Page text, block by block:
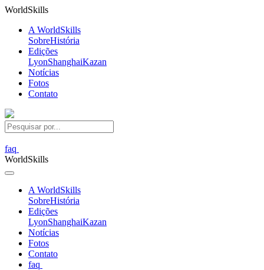
WorldSkills
A WorldSkills
SobreHistória
Edições
LyonShanghaiKazan
Notícias
Fotos
Contato
faq
WorldSkills
A WorldSkills
SobreHistória
Edições
LyonShanghaiKazan
Notícias
Fotos
Contato
faq